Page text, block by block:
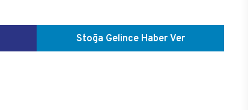
Stoğa Gelince Haber Ver